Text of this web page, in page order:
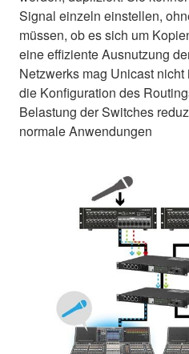
Signal einzeln einstellen,
müssen, ob es sich um
eine effiziente Ausnutzung
Netzwerks mag Unicast
die Konfiguration des
Belastung der Switches
normale Anwendungen